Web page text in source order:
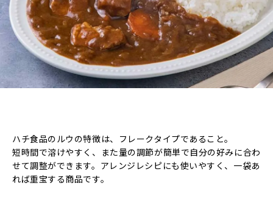
ハチ食品のルウの特徴は、フレークタイプであること。
短時間で溶けやすく、また量の調節が簡単で自分の好みに合わ
せて調整ができます。アレンジレシピにも使いやすく、一袋あ
れば重宝する商品です。